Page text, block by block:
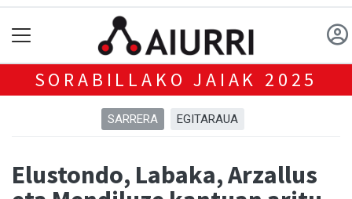
SORABILLAKO JAIAK 2025
SARRERA EGITARAUA
Elustondo, Labaka, Arzallus